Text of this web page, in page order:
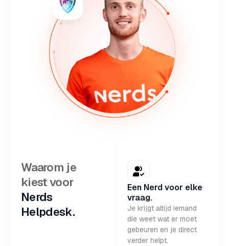
Waarom je
kiest voor
Nerds
Helpdesk.
Een Nerd voor elke
vraag.
Je krijgt altijd iemand
die weet wat er moet
gebeuren en je direct
verder helpt.